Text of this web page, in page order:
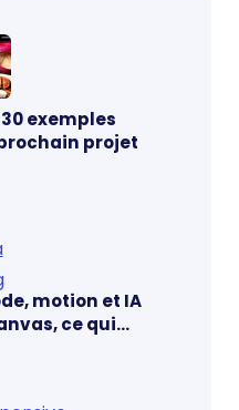
exemples
projet
motion et IA
ce qui
designers